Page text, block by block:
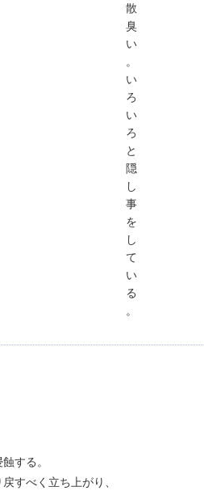
散
臭
い
。
い
ろ
い
ろ
と
隠
し
事
を
し
て
い
る
。
する。
すべく立ち上がり、